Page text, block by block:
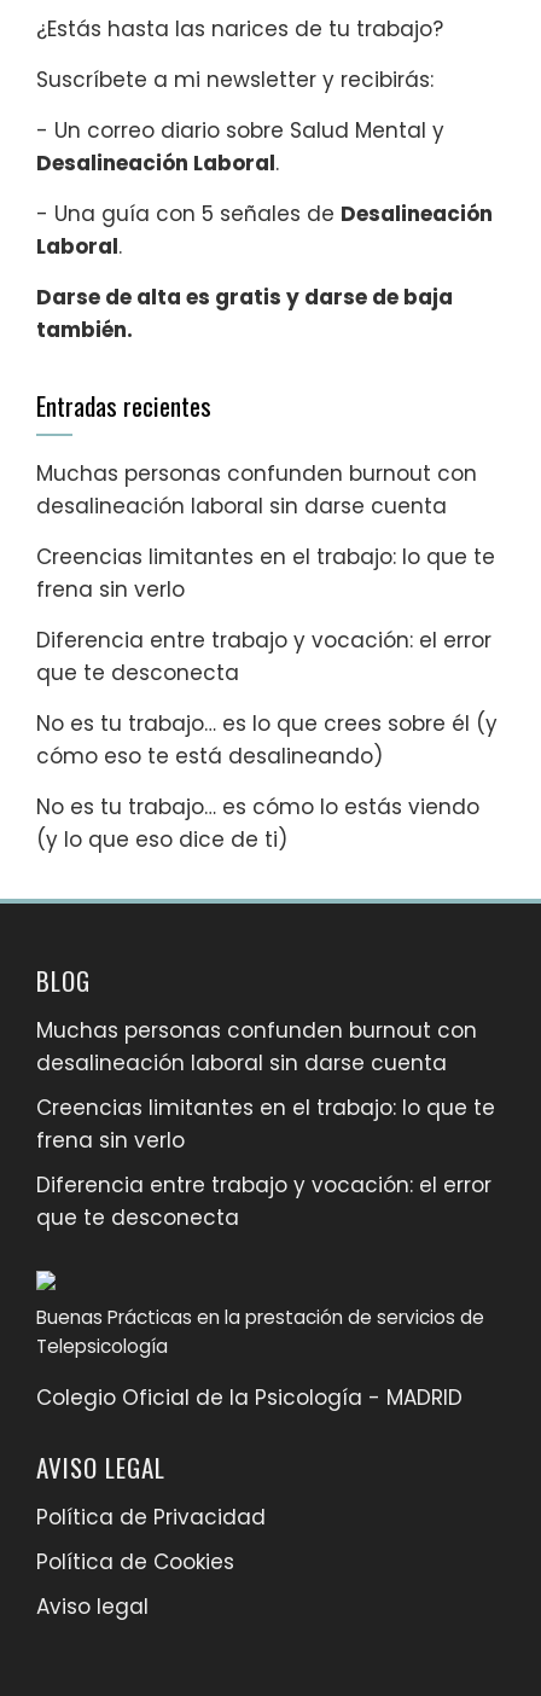
¿Estás hasta las narices de tu trabajo?
Suscríbete a mi newsletter y recibirás:
- Un correo diario sobre Salud Mental y
Desalineación Laboral.
- Una guía con 5 señales de Desalineación
Laboral.
Darse de alta es gratis y darse de baja
también.
Entradas recientes
Muchas personas confunden burnout con
desalineación laboral sin darse cuenta
Creencias limitantes en el trabajo: lo que te
frena sin verlo
Diferencia entre trabajo y vocación: el error
que te desconecta
No es tu trabajo… es lo que crees sobre él (y
cómo eso te está desalineando)
No es tu trabajo… es cómo lo estás viendo
(y lo que eso dice de ti)
BLOG
Muchas personas confunden burnout con
desalineación laboral sin darse cuenta
Creencias limitantes en el trabajo: lo que te
frena sin verlo
Diferencia entre trabajo y vocación: el error
que te desconecta
Buenas Prácticas en la prestación de servicios de
Telepsicología
Colegio Oficial de la Psicología - MADRID
AVISO LEGAL
Política de Privacidad
Política de Cookies
Aviso legal